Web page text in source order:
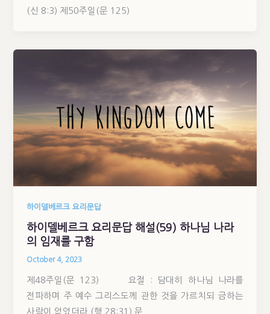
(신 8:3) 제50주일(문 125)
하이델베르크 요리문답
하이델베르크 요리문답 해설(59) 하나님 나라
의 임재를 구함
October 4, 2023
제48주일(문 123) 요절 : 담대히 하나님 나라를
전파하며 주 예수 그리스도께 관한 것을 가르치되 금하는
사람이 없었더라.(행 28:31) 문